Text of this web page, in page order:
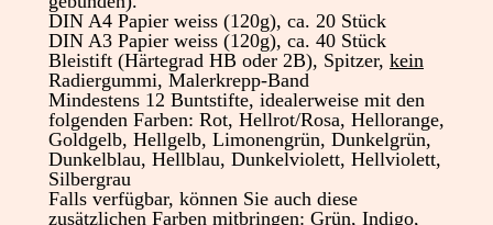
DIN A4 Papier weiss (120g), ca. 20 Stück
DIN A3 Papier weiss (120g), ca. 40 Stück
Bleistift (Härtegrad HB oder 2B), Spitzer, kein
Radiergummi, Malerkrepp-Band
Mindestens 12 Buntstifte, idealerweise mit den
folgenden Farben: Rot, Hellrot/Rosa, Hellorange,
Goldgelb, Hellgelb, Limonengrün, Dunkelgrün,
Dunkelblau, Hellblau, Dunkelviolett, Hellviolett,
Silbergrau
Falls verfügbar, können Sie auch diese
zusätzlichen Farben mitbringen: Grün, Indigo,